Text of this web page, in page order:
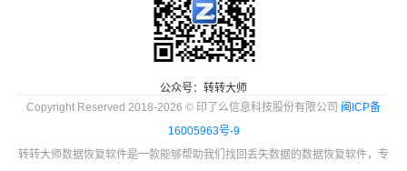
公众号：转转大师
Copyright Reserved 2018-2026 © 印了么信息科技股份有限公司 闽ICP备
16005963号-9
转转大师数据恢复软件是一款能够帮助我们找回丢失数据的数据恢复软件，专